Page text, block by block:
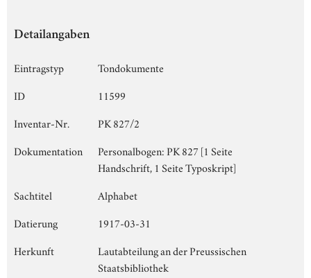
Detailangaben
Eintragstyp
Tondokumente
ID
11599
Inventar-Nr.
PK 827/2
Dokumentation
Personalbogen: PK 827 [1 Seite
Handschrift, 1 Seite Typoskript]
Sachtitel
Alphabet
Datierung
1917-03-31
Herkunft
Lautabteilung an der Preussischen
Staatsbibliothek